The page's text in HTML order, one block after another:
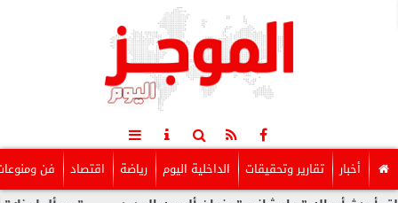
أخبار تقارير وتحقيقات الداخلية اليوم رياضة اقتصاد فن